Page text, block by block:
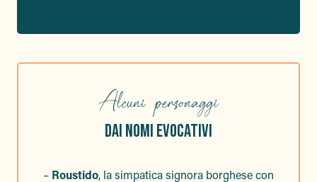
Alcuni personaggi
DAI NOMI EVOCATIVI
– Roustido, la simpatica signora borghese con